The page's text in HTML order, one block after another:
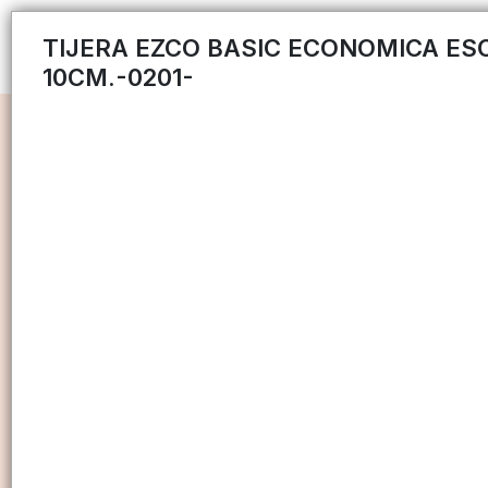
TIJERA EZCO BASIC ECONOMICA
10CM.-0201-